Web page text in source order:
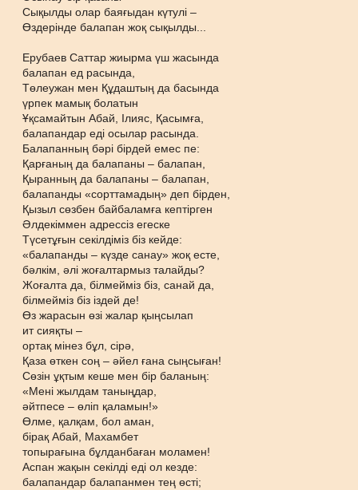
Сықылды олар баяғыдан күтулі –
Өздерінде балапан жоқ сықылды...
Ерубаев Саттар жиырма үш жасында
балапан ед расында,
Төлеужан мен Құдаштың да басында
үрпек мамық болатын
Ұқсамайтын Абай, Ілияс, Қасымға,
балапандар еді осылар расында.
Балапанның бәрі бірдей емес пе:
Қарғаның да балапаны – балапан,
Қыранның да балапаны – балапан,
балапанды «сорттамадың» деп бірден,
Қызыл сөзбен байбаламға кептірген
Әлдекіммен адрессіз егеске
Түсетұғын секілдіміз біз кейде:
«балапанды – күзде санау» жоқ есте,
бәлкім, әлі жоғалтармыз талайды?
Жоғалта да, білмейміз біз, санай да,
білмейміз біз іздей де!
Өз жарасын өзі жалар қыңсылап
ит сияқты –
ортақ мінез бұл, сірә,
Қаза өткен соң – әйел ғана сыңсыған!
Сөзін ұқтым кеше мен бір баланың:
«Мені жылдам таныңдар,
әйтпесе – өліп қаламын!»
Өлме, қалқам, бол аман,
бірақ Абай, Махамбет
топырағына бұлданбаған моламен!
Аспан жақын секілді еді ол кезде:
балапандар балапанмен тең өсті;